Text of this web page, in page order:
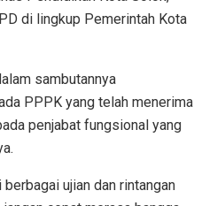
di lingkup Pemerintah Kota
sambutannya
PPPK yang telah menerima
penjabat fungsional yang
ujian dan rintangan